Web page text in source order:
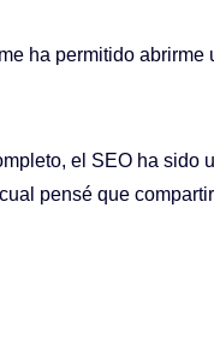
ha permitido
el SEO ha sido
pensé que